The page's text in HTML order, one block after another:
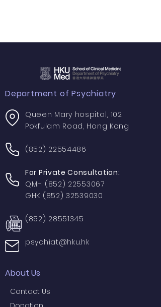
Department of Psychiatry
Queen Mary hospital, 102
Pokfulam Road, Hong Kong
(852) 22554486
For Private Consultation:
QMH (852) 22553067
GHK (852) 32539030
(852) 28551345
psychiat@hku.hk
About Us
Contact Us